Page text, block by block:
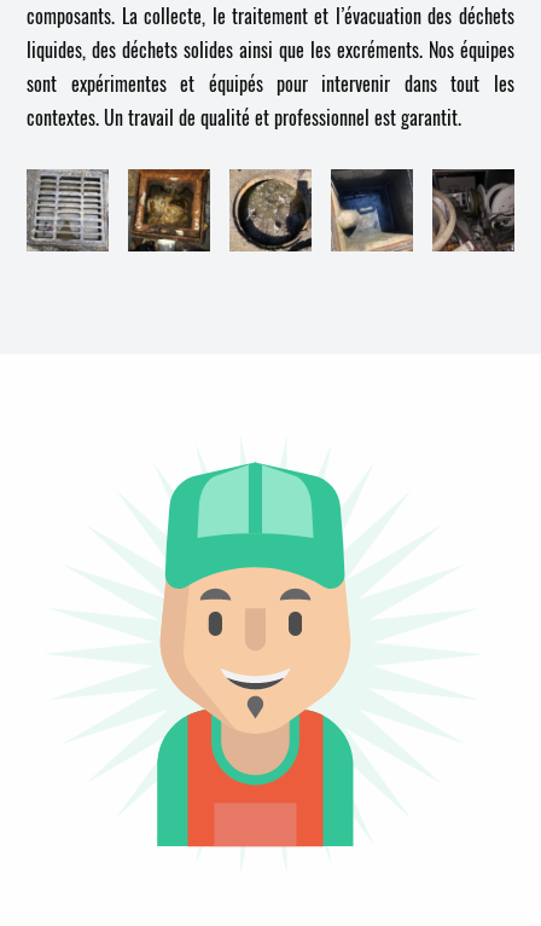
composants. La collecte, le traitement et l’évacuation des déchets
liquides, des déchets solides ainsi que les excréments. Nos équipes
sont expérimentes et équipés pour intervenir dans tout les
contextes. Un travail de qualité et professionnel est garantit.